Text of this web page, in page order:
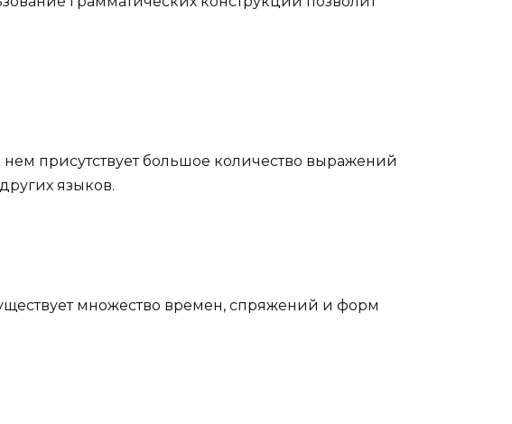
присутствует большое количество выражений
языков.
множество времен, спряжений и форм